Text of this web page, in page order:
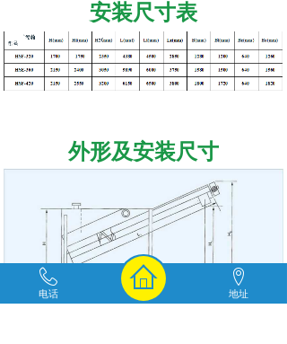
安装尺寸表
外形及安装尺寸
电话 地址